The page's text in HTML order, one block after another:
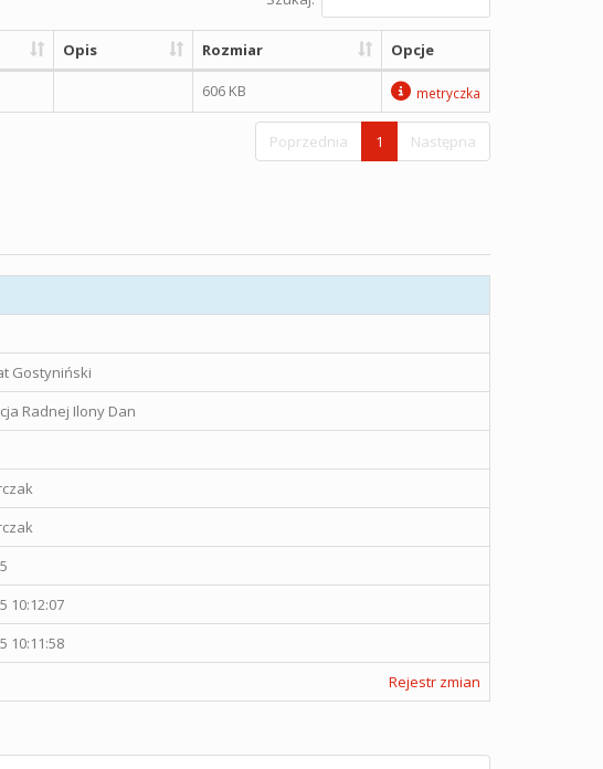
Opis Rozmiar Opcje
606 KB metryczka
Poprzednia 1 Następna
Gostyniński
Radnej Ilony Dan
10:12:07
10:11:58
Rejestr zmian